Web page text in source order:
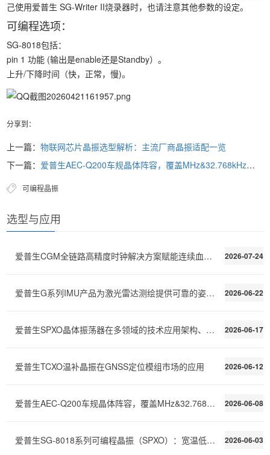
己使用爱普生 SG-Writer II烧录器时，也请注意其他参数的设定。
可编程选项：
SG-8018包括：
pin 1 功能 (输出是enable还是Standby）。
上升/下降时间（快，正常，慢)。
分享到：
上一篇：物联网芯片晶振选型解析：主流厂商晶振适配一览
下一篇： 爱普生AEC-Q200车规晶体阵容，覆盖MHz&32.768kHz全场景
可编程晶振
选型与应用
2026-07-24
爱普生CGM全链路高精度时钟解决方案赋能连续血糖监测C
2026-06-22
爱普生G系列IMU产品为激光雷达测绘提供可靠的姿态稳定
2026-06-17
爱普生SPXO晶体振荡器在多领域的技术应用架构、性能需
2026-06-12
爱普生TCXO温补晶振在GNSS定位模组市场的应用
2026-06-08
爱普生AEC-Q200车规晶体阵容，覆盖MHz&32.768kHz全场景
2026-06-03
爱普生SG-8018系列可编程晶振（SPXO）：宽温低功耗，快速交付